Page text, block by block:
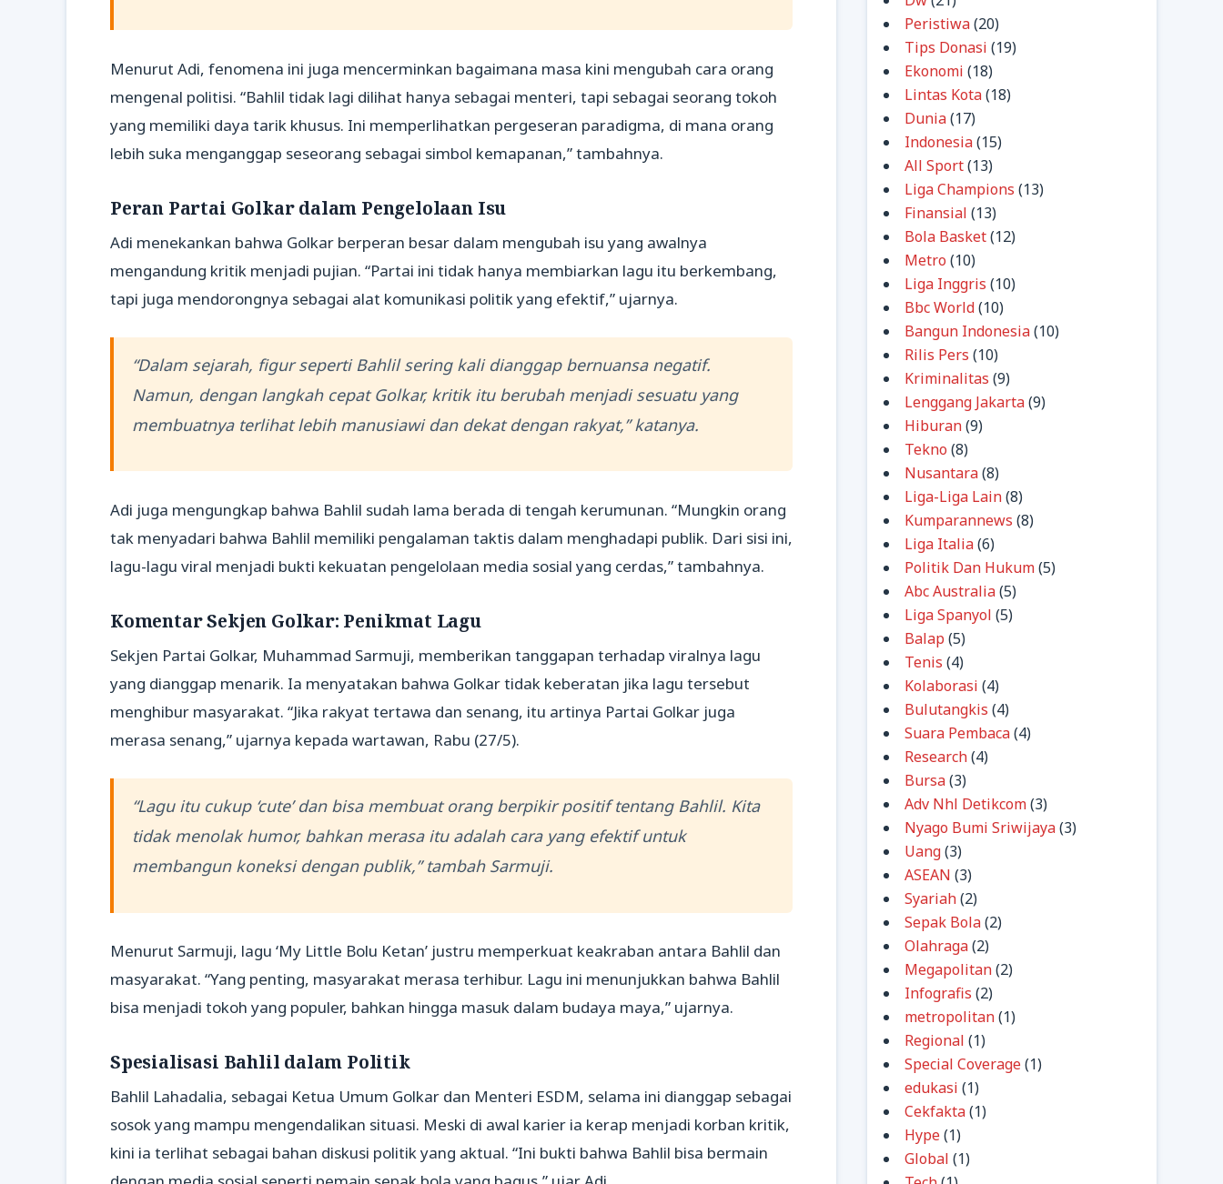
Menurut Adi, fenomena ini juga mencerminkan bagaimana masa kini mengubah cara orang
mengenal politisi. “Bahlil tidak lagi dilihat hanya sebagai menteri, tapi sebagai seorang tokoh
yang memiliki daya tarik khusus. Ini memperlihatkan pergeseran paradigma, di mana orang
lebih suka menganggap seseorang sebagai simbol kemapanan,” tambahnya.
Peran Partai Golkar dalam Pengelolaan Isu
Adi menekankan bahwa Golkar berperan besar dalam mengubah isu yang awalnya
mengandung kritik menjadi pujian. “Partai ini tidak hanya membiarkan lagu itu berkembang,
tapi juga mendorongnya sebagai alat komunikasi politik yang efektif,” ujarnya.
“Dalam sejarah, figur seperti Bahlil sering kali dianggap bernuansa negatif.
Namun, dengan langkah cepat Golkar, kritik itu berubah menjadi sesuatu yang
membuatnya terlihat lebih manusiawi dan dekat dengan rakyat,” katanya.
Adi juga mengungkap bahwa Bahlil sudah lama berada di tengah kerumunan. “Mungkin orang
tak menyadari bahwa Bahlil memiliki pengalaman taktis dalam menghadapi publik. Dari sisi ini,
lagu-lagu viral menjadi bukti kekuatan pengelolaan media sosial yang cerdas,” tambahnya.
Komentar Sekjen Golkar: Penikmat Lagu
Sekjen Partai Golkar, Muhammad Sarmuji, memberikan tanggapan terhadap viralnya lagu
yang dianggap menarik. Ia menyatakan bahwa Golkar tidak keberatan jika lagu tersebut
menghibur masyarakat. “Jika rakyat tertawa dan senang, itu artinya Partai Golkar juga
merasa senang,” ujarnya kepada wartawan, Rabu (27/5).
“Lagu itu cukup ‘cute’ dan bisa membuat orang berpikir positif tentang Bahlil. Kita
tidak menolak humor, bahkan merasa itu adalah cara yang efektif untuk
membangun koneksi dengan publik,” tambah Sarmuji.
Menurut Sarmuji, lagu ‘My Little Bolu Ketan’ justru memperkuat keakraban antara Bahlil dan
masyarakat. “Yang penting, masyarakat merasa terhibur. Lagu ini menunjukkan bahwa Bahlil
bisa menjadi tokoh yang populer, bahkan hingga masuk dalam budaya maya,” ujarnya.
Spesialisasi Bahlil dalam Politik
Bahlil Lahadalia, sebagai Ketua Umum Golkar dan Menteri ESDM, selama ini dianggap sebagai
sosok yang mampu mengendalikan situasi. Meski di awal karier ia kerap menjadi korban kritik,
kini ia terlihat sebagai bahan diskusi politik yang aktual. “Ini bukti bahwa Bahlil bisa bermain
Peristiwa(20)
Tips Donasi (19)
Ekonomi (18)
Lintas Kota(18)
Dunia(17)
Indonesia(15)
All Sport(13)
Liga Champions (13)
Finansial (13)
Bola Basket(12)
Metro (10)
Liga Inggris (10)
Bbc World(10)
Bangun Indonesia(10)
Rilis Pers (10)
Kriminalitas (9)
Lenggang Jakarta(9)
Hiburan(9)
Tekno (8)
Nusantara(8)
Liga-Liga Lain(8)
Kumparannews (8)
Liga Italia(6)
Politik Dan Hukum(5)
Abc Australia(5)
Liga Spanyol (5)
Balap (5)
Tenis (4)
Kolaborasi (4)
Bulutangkis (4)
Suara Pembaca(4)
Research(4)
Bursa(3)
Adv Nhl Detikcom(3)
Nyago Bumi Sriwijaya(3)
Uang(3)
ASEAN (3)
Syariah(2)
Sepak Bola(2)
Olahraga(2)
Megapolitan(2)
Infografis (2)
metropolitan(1)
Regional (1)
Special Coverage(1)
edukasi (1)
Cekfakta(1)
Hype(1)
Global (1)